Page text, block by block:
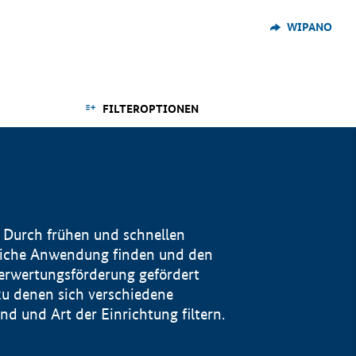
WIPANO
FILTEROPTIONEN
frühen und schnellen
Anwendung finden und den
gefördert
denen sich verschiedene
und Art der Einrichtung filtern.